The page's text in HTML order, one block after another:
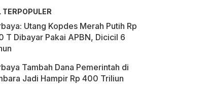
TERPOPULER
Utang Kopdes Merah Putih Rp
T Dibayar Pakai APBN, Dicicil 6
Tambah Dana Pemerintah di
Jadi Hampir Rp 400 Triliun